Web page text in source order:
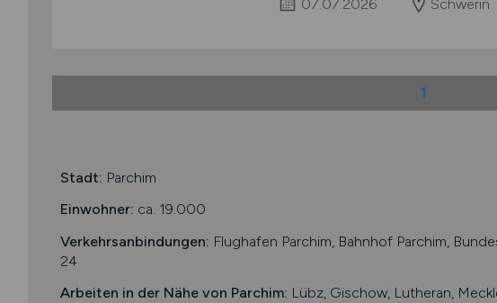
07.07.2026 Schwerin
1
Stadt: Parchim
Einwohner: ca. 19.000
Verkehrsanbindungen: Flughafen Parchim, Bahnhof Parchim,
24
Arbeiten in der Nähe von Parchim: Lübz, Gischow, Lutheran,